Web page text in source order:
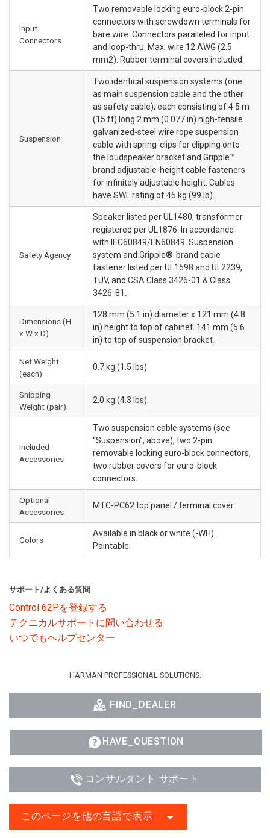
Input
Connectors
Two removable locking euro-block 2-pin
connectors with screwdown terminals for
bare wire. Connectors paralleled for input
and loop-thru. Max. wire 12 AWG (2.5
mm2). Rubber terminal covers included.
Suspension
Two identical suspension systems (one
as main suspension cable and the other
as safety cable), each consisting of 4.5 m
(15 ft) long 2 mm (0.077 in) high-tensile
galvanized-steel wire rope suspension
cable with spring-clips for clipping onto
the loudspeaker bracket and Gripple™
brand adjustable-height cable fasteners
for infinitely adjustable height. Cables
have SWL rating of 45 kg (99 lb).
Safety Agency
Speaker listed per UL1480, transformer
registered per UL1876. In accordance
with IEC60849/EN60849. Suspension
system and Gripple®-brand cable
fastener listed per UL1598 and UL2239,
TUV, and CSA Class 3426-01 & Class
3426-81.
Dimensions (H
x W x D)
128 mm (5.1 in) diameter x 121 mm (4.8
in) height to top of cabinet. 141 mm (5.6
in) to top of suspension bracket.
Net Weight
(each)
0.7 kg (1.5 lbs)
Shipping
Weight (pair)
2.0 kg (4.3 lbs)
Included
Accessories
Two suspension cable systems (see
“Suspension”, above), two 2-pin
removable locking euro-block connectors,
two rubber covers for euro-block
connectors.
Optional
Accessories
MTC-PC62 top panel / terminal cover
Colors
Available in black or white (-WH).
Paintable.
サポート/よくある質問
Control 62Pを登録する
テクニカルサポートに問い合わせる
いつでもヘルプセンター
HARMAN PROFESSIONAL SOLUTIONS:
FIND_DEALER
HAVE_QUESTION
コンサルタント サポート
このページを他の言語で表示